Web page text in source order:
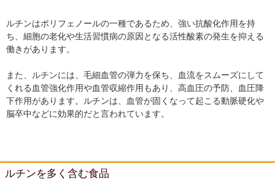
ルチンはポリフェノールの一種であるため、強い抗酸化作用を持
ち、細胞の老化や生活習慣病の原因となる活性酸素の発生を抑える
働きがあります。
また、ルチンには、毛細血管の弾力を保ち、血流をスムーズにして
くれる血管強化作用や血管収縮作用もあり、高血圧の予防、血圧降
下作用があります。ルチンは、血管が固くなって起こる動脈硬化や
脳卒中などに効果的だと言われています。
ルチンを多く含む食品